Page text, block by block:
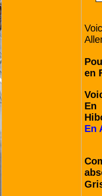
en
En
En